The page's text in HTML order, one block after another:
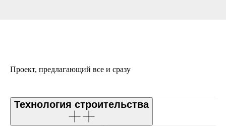
Проект, предлагающий все и сразу
Технология строительства